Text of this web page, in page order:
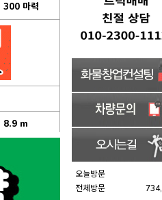
오늘방문
전체방문
300 마력
8.9 m